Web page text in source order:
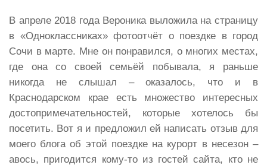
В апреле 2018 года Вероника выложила на страницу
в «Одноклассниках» фотоотчёт о поездке в город
Сочи в марте. Мне он понравился, о многих местах,
где она со своей семьёй побывала, я раньше
никогда не слышал – оказалось, что и в
Краснодарском крае есть множество интересных
достопримечательностей, которые хотелось бы
посетить. Вот я и предложил ей написать отзыв для
моего блога об этой поездке на курорт в несезон –
авось, пригодится кому-то из гостей сайта, кто не